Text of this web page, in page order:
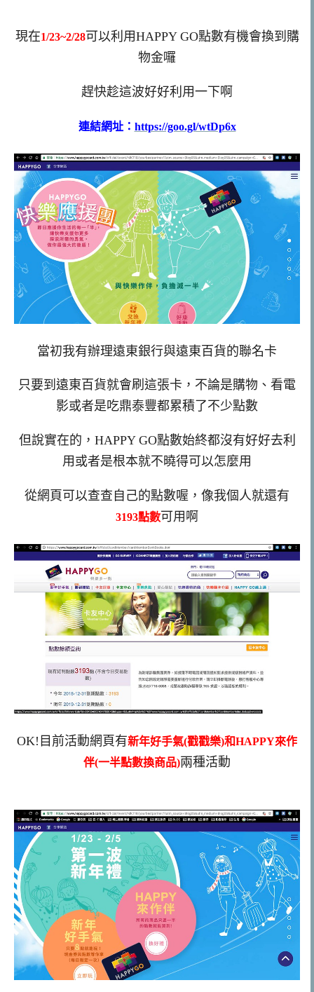
現在1/23~2/28可以利用HAPPY GO點數有機會換到購
物金囉
趕快趁這波好好利用一下啊
連結網址： https://goo.gl/wtDp6x
當初我有辦理遠東銀行與遠東百貨的聯名卡
只要到遠東百貨就會刷這張卡，不論是購物、看電
影或者是吃鼎泰豐都累積了不少點數
但說實在的，HAPPY GO點數始終都沒有好好去利
用或者是根本就不曉得可以怎麼用
從網頁可以查查自己的點數喔，像我個人就還有
3193點數可用啊
OK!目前活動網頁有新年好手氣(戳戳樂)和HAPPY來作
伴(一半點數換商品)兩種活動